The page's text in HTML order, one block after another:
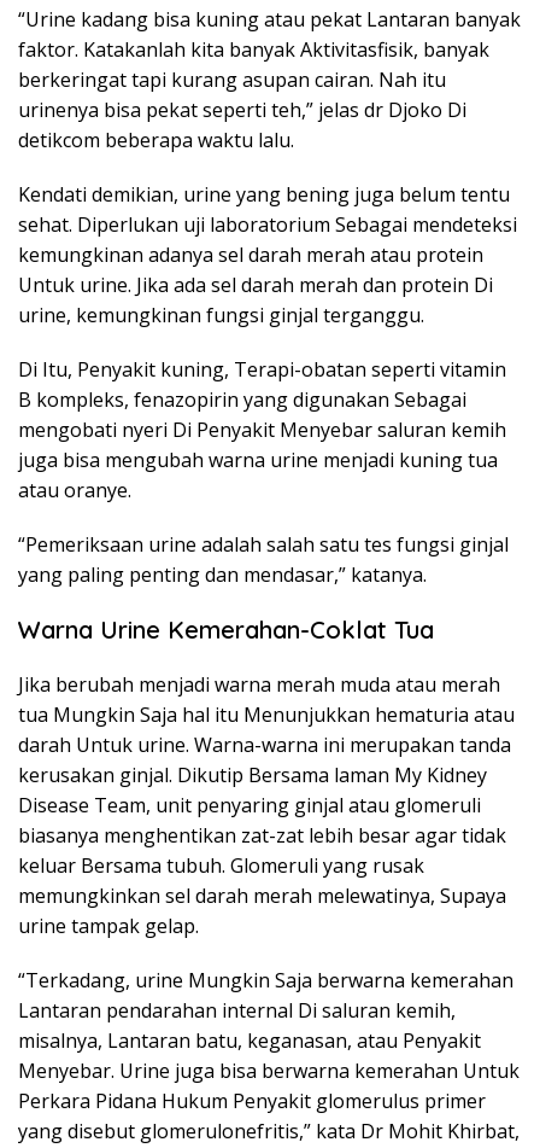
“Urine kadang bisa kuning atau pekat Lantaran banyak
faktor. Katakanlah kita banyak Aktivitasfisik, banyak
berkeringat tapi kurang asupan cairan. Nah itu
urinenya bisa pekat seperti teh,” jelas dr Djoko Di
detikcom beberapa waktu lalu.
Kendati demikian, urine yang bening juga belum tentu
sehat. Diperlukan uji laboratorium Sebagai mendeteksi
kemungkinan adanya sel darah merah atau protein
Untuk urine. Jika ada sel darah merah dan protein Di
urine, kemungkinan fungsi ginjal terganggu.
Di Itu, Penyakit kuning, Terapi-obatan seperti vitamin
B kompleks, fenazopirin yang digunakan Sebagai
mengobati nyeri Di Penyakit Menyebar saluran kemih
juga bisa mengubah warna urine menjadi kuning tua
atau oranye.
“Pemeriksaan urine adalah salah satu tes fungsi ginjal
yang paling penting dan mendasar,” katanya.
Warna Urine Kemerahan-Coklat Tua
Jika berubah menjadi warna merah muda atau merah
tua Mungkin Saja hal itu Menunjukkan hematuria atau
darah Untuk urine. Warna-warna ini merupakan tanda
kerusakan ginjal. Dikutip Bersama laman My Kidney
Disease Team, unit penyaring ginjal atau glomeruli
biasanya menghentikan zat-zat lebih besar agar tidak
keluar Bersama tubuh. Glomeruli yang rusak
memungkinkan sel darah merah melewatinya, Supaya
urine tampak gelap.
“Terkadang, urine Mungkin Saja berwarna kemerahan
Lantaran pendarahan internal Di saluran kemih,
misalnya, Lantaran batu, keganasan, atau Penyakit
Menyebar. Urine juga bisa berwarna kemerahan Untuk
Perkara Pidana Hukum Penyakit glomerulus primer
yang disebut glomerulonefritis,” kata Dr Mohit Khirbat,